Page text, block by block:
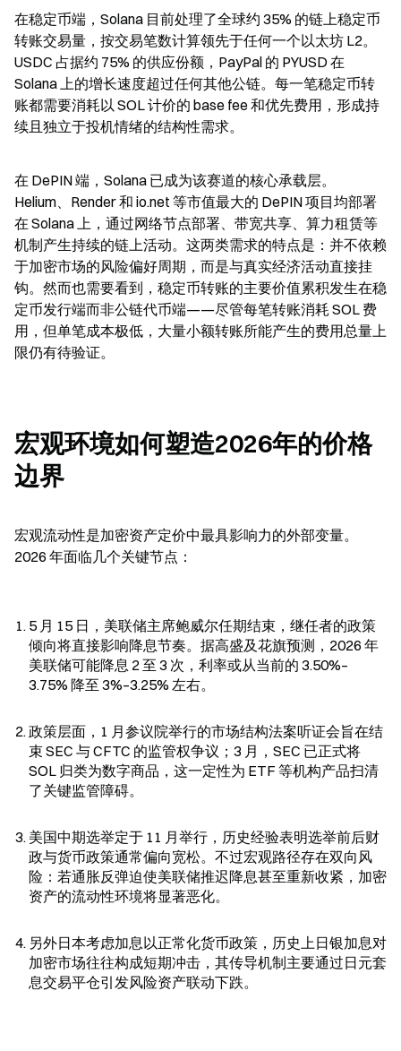
在稳定币端，Solana 目前处理了全球约 35% 的链上稳定币
转账交易量，按交易笔数计算领先于任何一个以太坊 L2。
USDC 占据约 75% 的供应份额，PayPal 的 PYUSD 在
Solana 上的增长速度超过任何其他公链。每一笔稳定币转
账都需要消耗以 SOL 计价的 base fee 和优先费用，形成持
续且独立于投机情绪的结构性需求。
在 DePIN 端，Solana 已成为该赛道的核心承载层。
Helium、Render 和 io.net 等市值最大的 DePIN 项目均部署
在 Solana 上，通过网络节点部署、带宽共享、算力租赁等
机制产生持续的链上活动。这两类需求的特点是：并不依赖
于加密市场的风险偏好周期，而是与真实经济活动直接挂
钩。然而也需要看到，稳定币转账的主要价值累积发生在稳
定币发行端而非公链代币端——尽管每笔转账消耗 SOL 费
用，但单笔成本极低，大量小额转账所能产生的费用总量上
限仍有待验证。
宏观环境如何塑造2026年的价格
边界
宏观流动性是加密资产定价中最具影响力的外部变量。
2026 年面临几个关键节点：
5 月 15 日，美联储主席鲍威尔任期结束，继任者的政策
倾向将直接影响降息节奏。据高盛及花旗预测，2026 年
美联储可能降息 2 至 3 次，利率或从当前的 3.50%–
3.75% 降至 3%–3.25% 左右。
政策层面，1 月参议院举行的市场结构法案听证会旨在结
束 SEC 与 CFTC 的监管权争议；3 月，SEC 已正式将
SOL 归类为数字商品，这一定性为 ETF 等机构产品扫清
了关键监管障碍。
美国中期选举定于 11 月举行，历史经验表明选举前后财
政与货币政策通常偏向宽松。不过宏观路径存在双向风
险：若通胀反弹迫使美联储推迟降息甚至重新收紧，加密
资产的流动性环境将显著恶化。
另外日本考虑加息以正常化货币政策，历史上日银加息对
加密市场往往构成短期冲击，其传导机制主要通过日元套
息交易平仓引发风险资产联动下跌。